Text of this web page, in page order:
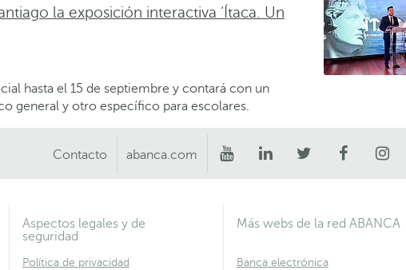
la exposición interactiva ‘Ítaca. Un
hasta el 15 de septiembre y contará con un
general y otro específico para escolares.
Contacto abanca.com
Aspectos legales y de
seguridad
Política de privacidad
Más webs de la red ABANCA
Banca electrónica